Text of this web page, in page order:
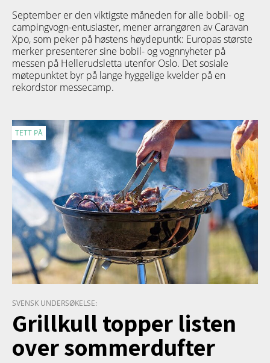
September er den viktigste måneden for alle bobil- og
campingvogn-entusiaster, mener arrangøren av Caravan
Xpo, som peker på høstens høydepuntk: Europas største
merker presenterer sine bobil- og vognnyheter på
messen på Hellerudsletta utenfor Oslo. Det sosiale
møtepunktet byr på lange hyggelige kvelder på en
rekordstor messecamp.
TETT PÅ
SVENSK UNDERSØKELSE:
Grillkull topper listen
over sommerdufter